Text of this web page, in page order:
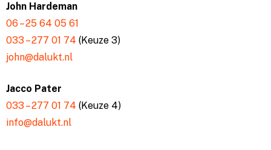
John Hardeman
06 – 25 64 05 61
033 – 277 01 74 (Keuze 3)
john@dalukt.nl
Jacco Pater
033 – 277 01 74 (Keuze 4)
info@dalukt.nl